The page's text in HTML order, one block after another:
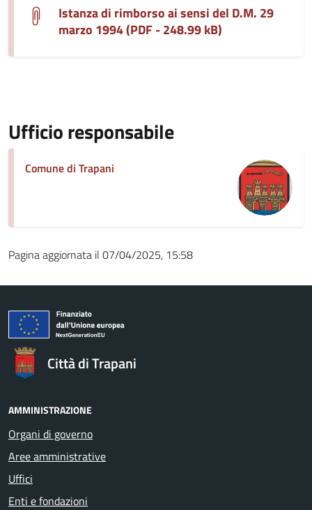
Istanza di rimborso ai sensi del D.M. 29
marzo 1994 (PDF - 248.99 kB)
Ufficio responsabile
Comune di Trapani
Pagina aggiornata il 07/04/2025, 15:58
Città di Trapani
AMMINISTRAZIONE
Organi di governo
Aree amministrative
Uffici
Enti e fondazioni